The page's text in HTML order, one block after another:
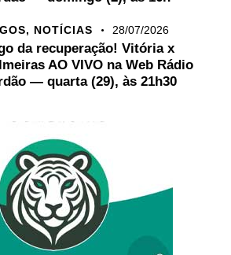
NOTÍCIAS 28/07/2026
da recuperação! Vitória x
AO VIVO na Web Rádio
— quarta (29), às 21h30